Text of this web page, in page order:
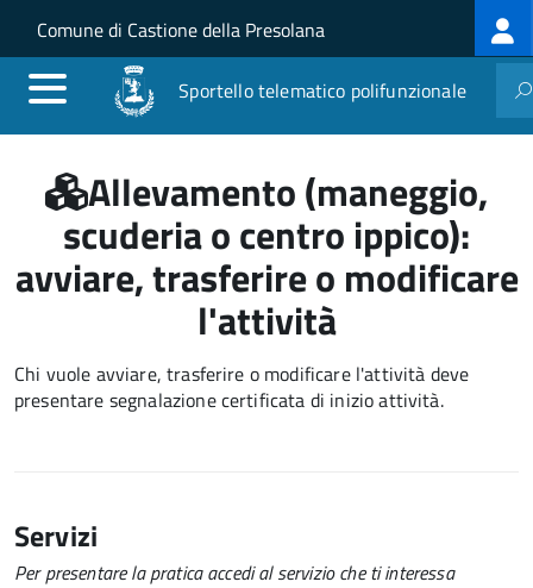
Salta al contenuto principale
Skip to site navigation
Comune di Castione della Presolana
Sportello telematico polifunzionale
Allevamento (maneggio,
scuderia o centro ippico):
avviare, trasferire o modificare
l'attività
Chi vuole avviare, trasferire o modificare l'attività deve
presentare segnalazione certificata di inizio attività.
Servizi
Per presentare la pratica accedi al servizio che ti interessa